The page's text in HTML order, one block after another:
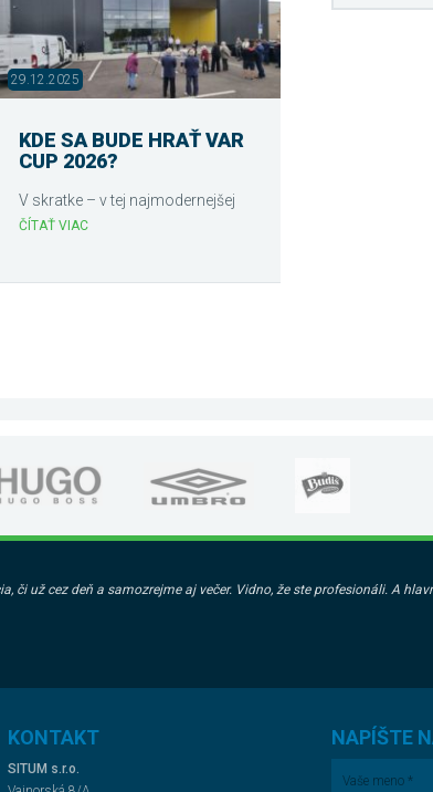
29.12.2025
KDE SA BUDE HRAŤ VAR
CUP 2026?
V skratke – v tej najmodernejšej
ČÍTAŤ VIAC
či už cez deň a samozrejme aj večer. Vidno, že ste profesionáli. A
KONTAKT
SITUM s.r.o.
NAPÍŠTE